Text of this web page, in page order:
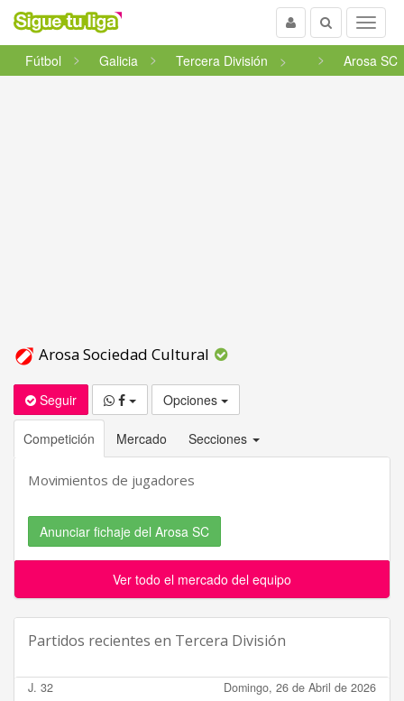
Menu
Buscar
Usuario
Fútbol
Galicia Tercera División Arosa SC
Arosa Sociedad Cultural
Seguir Opciones
Competición Mercado Secciones
Movimientos de jugadores
Anunciar fichaje del Arosa SC
Ver todo el mercado del equipo
Partidos recientes en Tercera División
J. 32 Domingo, 26 de Abril de 2026